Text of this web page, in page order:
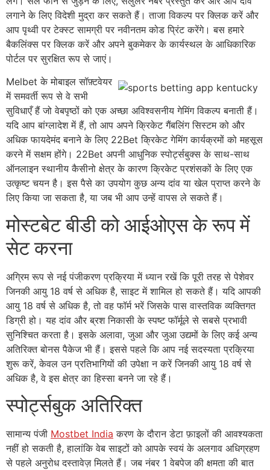
लगाने के लिए विदेशी मुद्रा कर सकते हैं। ताजा विकल्प पर क्लिक करें और
आप पृथ्वी पर टेक्स्ट सामग्री पर नवीनतम कोड प्रिंट करेंगे। बस हमारे
बैकलिंक्स पर क्लिक करें और अपने बुकमेकर के कार्यस्थल के आधिकारिक
पोर्टल पर सुरक्षित रूप से जाएं।
Melbet के मोबाइल सॉफ़्टवेयर
में समवर्ती रूप से वे सभी
सुविधाएँ हैं जो वेबपृष्ठों को एक अच्छा अविश्वसनीय गेमिंग विकल्प बनाती हैं।
यदि आप बांग्लादेश में हैं, तो आप अपने क्रिकेट गैंबलिंग सिस्टम को और
अधिक फायदेमंद बनाने के लिए 22Bet क्रिकेट गेमिंग कार्यक्रमों को महसूस
करने में सक्षम होंगे। 22Bet अपनी आधुनिक स्पोर्ट्सबुक्स के साथ-साथ
ऑनलाइन स्थानीय कैसीनो क्षेत्र के कारण क्रिकेट प्रशंसकों के लिए एक
उत्कृष्ट चयन है। इस पैसे का उपयोग कुछ अन्य दांव या खेल प्राप्त करने के
लिए किया जा सकता है, या जब भी आप उन्हें वापस ले सकते हैं।
मोस्टबेट बीडी को आईओएस के रूप में
सेट करना
अग्रिम रूप से नई पंजीकरण प्रक्रिया में ध्यान रखें कि पूरी तरह से पेशेवर
जिनकी आयु 18 वर्ष से अधिक है, साइट में शामिल हो सकते हैं। यदि आपकी
आयु 18 वर्ष से अधिक है, तो वह फॉर्म भरें जिसके पास वास्तविक व्यक्तिगत
डिग्री हो। यह दांव और ब्रश निकासी के स्पष्ट फॉर्मूले से सबसे प्रभावी
सुनिश्चित करता है। इसके अलावा, जुआ और जुआ उद्यमों के लिए कई अन्य
अतिरिक्त बोनस पैकेज भी हैं। इससे पहले कि आप नई सदस्यता प्रक्रिया
शुरू करें, केवल उन प्रतिभागियों की उपेक्षा न करें जिनकी आयु 18 वर्ष से
अधिक है, वे इस क्षेत्र का हिस्सा बनने जा रहे हैं।
स्पोर्ट्सबुक अतिरिक्त
सामान्य पंजी Mostbet India करण के दौरान डेटा फ़ाइलों की आवश्यकता
नहीं हो सकती है, हालांकि वेब साइटों को आपके स्वयं के अलगाव अधिग्रहण
से पहले अनुरोध दस्तावेज़ मिलते हैं। जब नंबर 1 वेबपेज की क्षमता की बात